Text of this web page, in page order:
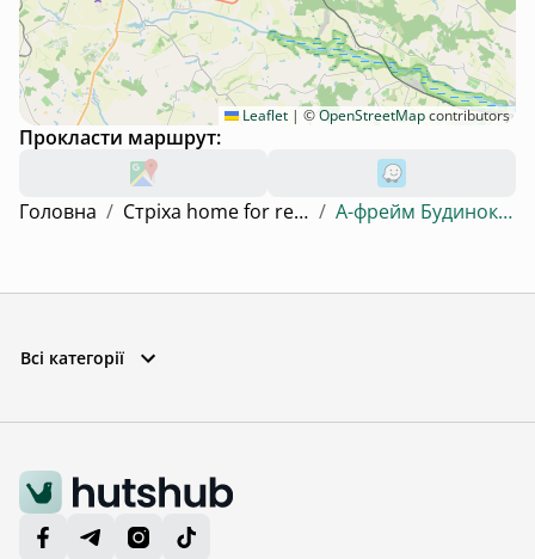
Leaflet | ©OpenStreetMapcontributors
Прокласти маршрут:
Головна / Стріха home for relax / А-фрейм Будинок #1
Всі категорії